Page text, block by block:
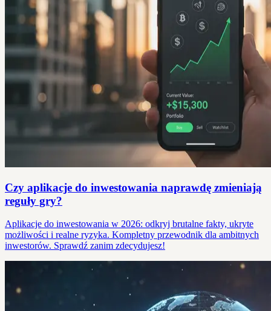
Czy aplikacje do inwestowania naprawdę zmieniają
reguły gry?
Aplikacje do inwestowania w 2026: odkryj brutalne fakty, ukryte
możliwości i realne ryzyka. Kompletny przewodnik dla ambitnych
inwestorów. Sprawdź zanim zdecydujesz!